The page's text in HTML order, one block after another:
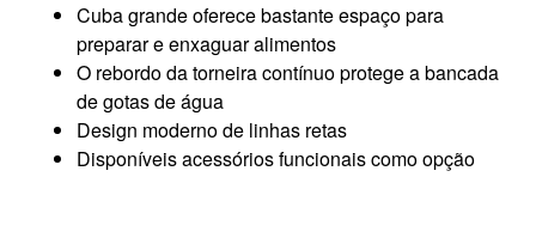
Cuba grande oferece bastante espaço para
preparar e enxaguar alimentos
O rebordo da torneira contínuo protege a bancada
de gotas de água
Design moderno de linhas retas
Disponíveis acessórios funcionais como opção